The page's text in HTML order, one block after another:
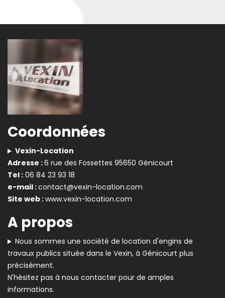
Coordonnées
Vexin-Location
Adresse :6 rue des Fossettes 95650 Génicourt
Tel : 06 84 23 93 18
e-mail :contact@vexin-location.com
Site web :www.vexin-location.com
A propos
Nous sommes une société de location d'engins de
travaux publics située dans le Vexin, à Génicourt plus
précisément.
N'hèsitez pas à nous contacter pour de amples
informations.